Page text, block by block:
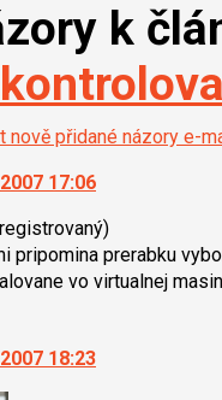
k
nově přidané názory e-
17:06
pripomina prerabku
vo virtualnej
18:23